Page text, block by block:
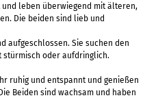
leben überwiegend mit älteren,
Die beiden sind lieb und
aufgeschlossen. Sie suchen den
stürmisch oder aufdringlich.
ruhig und entspannt und genießen
Beiden sind wachsam und haben